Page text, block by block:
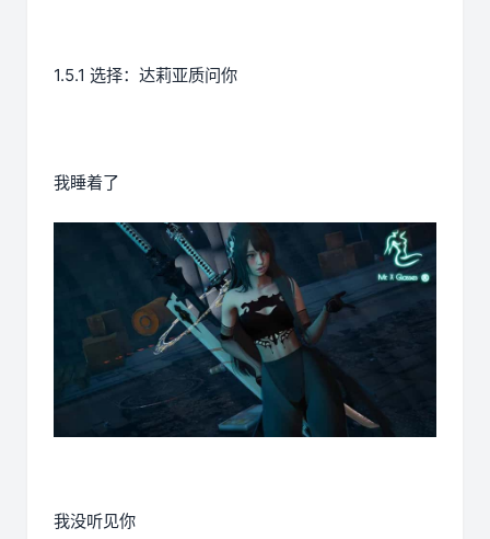
1.5.1 选择：达莉亚质问你
我睡着了
我没听见你